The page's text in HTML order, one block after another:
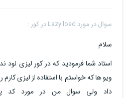
سوال در مورد Lazy load در کور :
سلام
استاد شما فرمودید که در کور لیزی لود
ویو ها که خواستم با استفاده از لیزی کارم
داد ولی سوال من در مورد کد